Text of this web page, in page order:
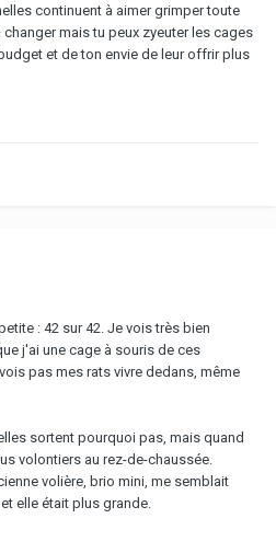
continuent à aimer grimper toute
changer mais tu peux zyeuter les cages
et de ton envie de leur offrir plus
: 42 sur 42. Je vois très bien
j'ai une cage à souris de ces
pas mes rats vivre dedans, même
sortent pourquoi pas, mais quand
volontiers au rez-de-chaussée.
volière, brio mini, me semblait
elle était plus grande.